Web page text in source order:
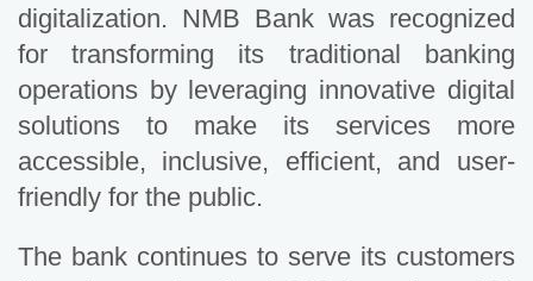
digitalization. NMB Bank was recognized
for transforming its traditional banking
operations by leveraging innovative digital
solutions to make its services more
accessible, inclusive, efficient, and user-
friendly for the public.
The bank continues to serve its customers